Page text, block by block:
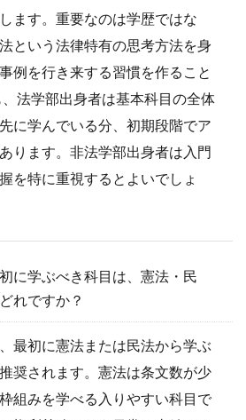
ます。重要なのは学歴ではな
という法律特有の思考方法を身
例を行き来する習慣を作ること
法学部出身者は基本科目の全体
に学んでいる分、初期段階でア
ります。非法学部出身者は入門
を特に重視するとよいでしょ
に学ぶべき科目は、憲法・民
れですか？
最初に憲法または民法から学ぶ
奨されます。憲法は条文数が少
組みを学べる入りやすい科目で